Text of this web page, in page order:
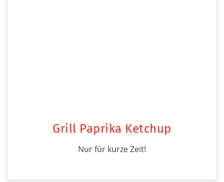
Grill Paprika Ketchup
Nur für kurze Zeit!